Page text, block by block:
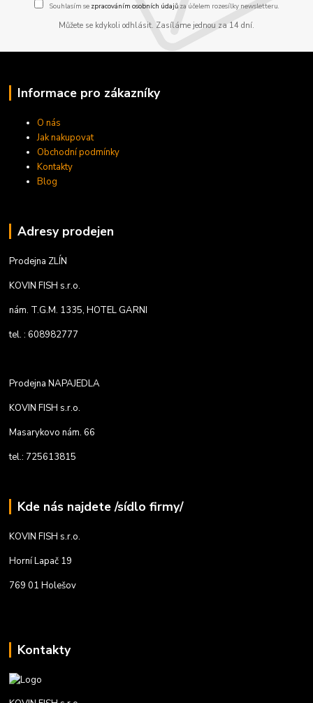
Souhlasím se zpracováním osobních údajůza účelem rozesílky newsletteru.
Můžete se kdykoli odhlásit. Zasíláme jednou za 14 dní.
Informace pro zákazníky
O nás
Jak nakupovat
Obchodní podmínky
Kontakty
Blog
Adresy prodejen
Prodejna ZLÍN
KOVIN FISH s.r.o.
nám. T.G.M. 1335, HOTEL GARNI
tel. : 608982777
Prodejna NAPAJEDLA
KOVIN FISH s.r.o.
Masarykovo nám. 66
tel.: 725613815
Kde nás najdete /sídlo firmy/
KOVIN FISH s.r.o.
Horní Lapač 19
769 01 Holešov
Kontakty